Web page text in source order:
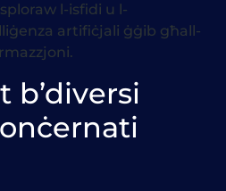
l-isfidi u l-
artifiċjali ġġib għall-
b’diversi